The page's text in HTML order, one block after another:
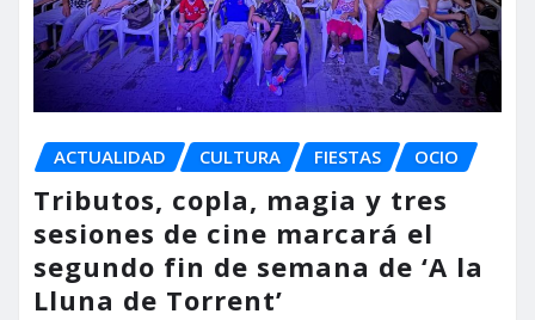
ACTUALIDAD CULTURA FIESTAS OCIO
Tributos, copla, magia y tres
sesiones de cine marcará el
segundo fin de semana de ‘A la
Lluna de Torrent’